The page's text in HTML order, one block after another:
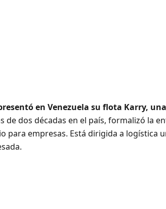
en Venezuela su flota Karry,
de dos décadas en el país, formalizó la
para empresas. Está dirigida a logística